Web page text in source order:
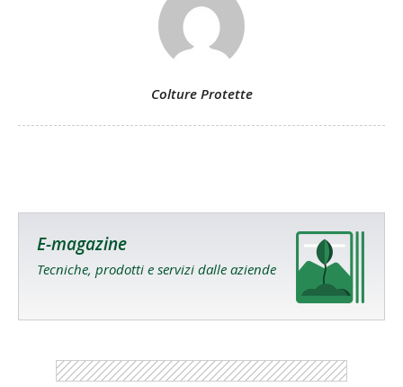
Colture Protette
E-magazine
Tecniche, prodotti e servizi dalle aziende